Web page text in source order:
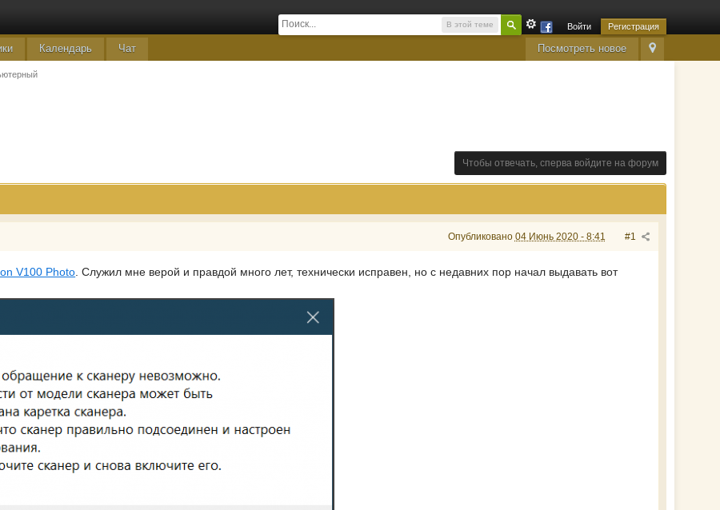
В этой теме Войти Регистрация
Посмотреть новое
Календарь Чат
Чтобы отвечать, сперва войдите на форум
#1
Опубликовано 04 Июнь 2020 - 8:41
V100 Photo . Служил мне верой и правдой много лет, технически исправен, но с недавних пор начал выдавать вот